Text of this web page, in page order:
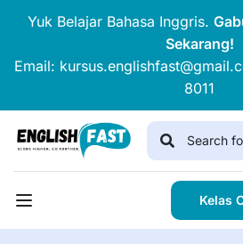
Yuk Belajar Bahasa Inggris.
Sekarang!
Email:
8011
Kelas